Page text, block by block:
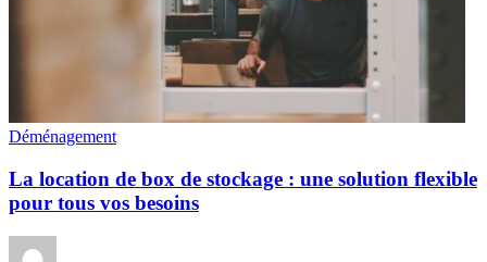
Déménagement
La location de box de stockage : une solution flexible
pour tous vos besoins